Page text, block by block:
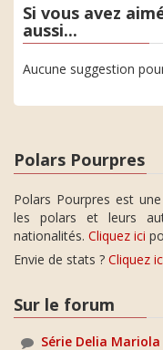
Si vous avez
aussi...
Aucune suggestion
Polars Pourpres
Polars Pourpres est
les polars et leurs
nationalités. Cliquez ici
Envie de stats ? Cliquez
Sur le forum
Série Delia